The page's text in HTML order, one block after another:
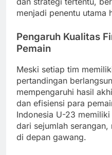
menjadi penentu utama
Pengaruh Kualitas
Pemain
Meski setiap tim
pertandingan
mempengaruhi hasil
dan efisiensi para
Indonesia U-23
dari sejumlah
di depan gawang.